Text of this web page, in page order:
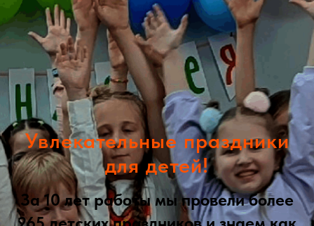
Увлекательные праздники
для детей!
За 10 лет работы мы провели более